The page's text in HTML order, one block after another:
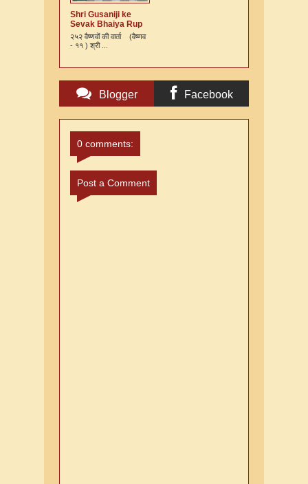
Shri Gusaniji ke
Sevak Bhaiya Rup
Murari Kshatriya Ki
Varta
२५२ वैष्णवों की वार्ता (वैष्णव
- ११ ) श्री ...
Blogger
Comments
Facebook
Comments
0 comments:
Post a Comment